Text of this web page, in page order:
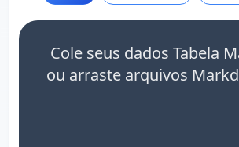
Cole seus dados Tabela
ou arraste arquivos